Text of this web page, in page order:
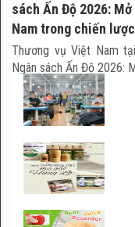
sách Ấn Độ 2026:
Nam trong chiến
​Thương vụ Việt Nam
Ngân sách Ấn Độ 2026:
trong chiến lược “Go